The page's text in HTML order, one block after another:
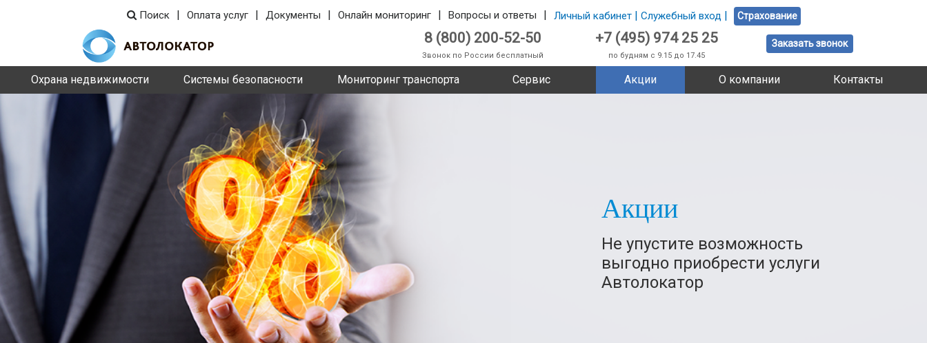
Поиск | Оплата услуг | Документы | Онлайн мониторинг | Вопросы и ответы | Личный кабинет | Служебный вход | Страхование
8 (800) 200-52-50
Звонок по России бесплатный
+7 (495) 974 25 25
по будням с 9.15 до 17.45
Заказать звонок
Охрана недвижимости Системы безопасности Мониторинг транспорта Сервис Акции О компании Контакты
Акции
Не упустите возможность
выгодно приобрести услуги
Автолокатор